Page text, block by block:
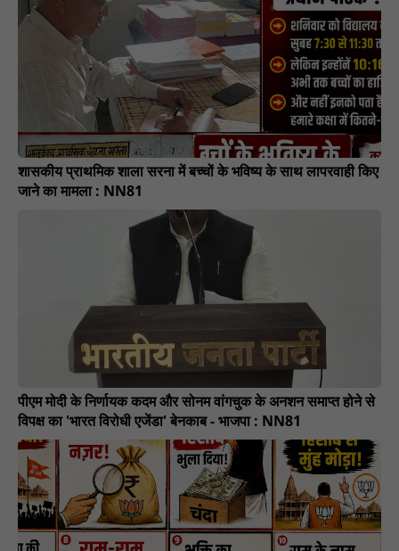
शासकीय प्राथमिक शाला सरना में बच्चों के भविष्य के साथ लापरवाही किए
जाने का मामला : NN81
पीएम मोदी के निर्णायक कदम और सोनम वांगचुक के अनशन समाप्त होने से
विपक्ष का 'भारत विरोधी एजेंडा' बेनकाब - भाजपा : NN81